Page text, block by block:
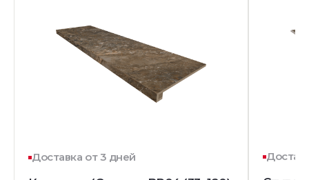
Доставка от 3 дней